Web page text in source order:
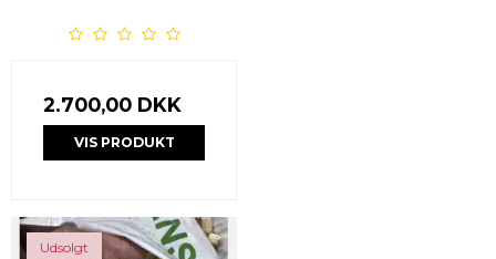
2.700,00 DKK
VIS PRODUKT
Udsolgt